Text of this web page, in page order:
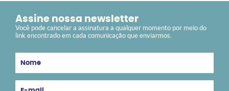
Assine nossa newsletter
Você pode cancelar a assinatura a qualquer momento por meio do
link encontrado em cada comunicação que enviarmos.